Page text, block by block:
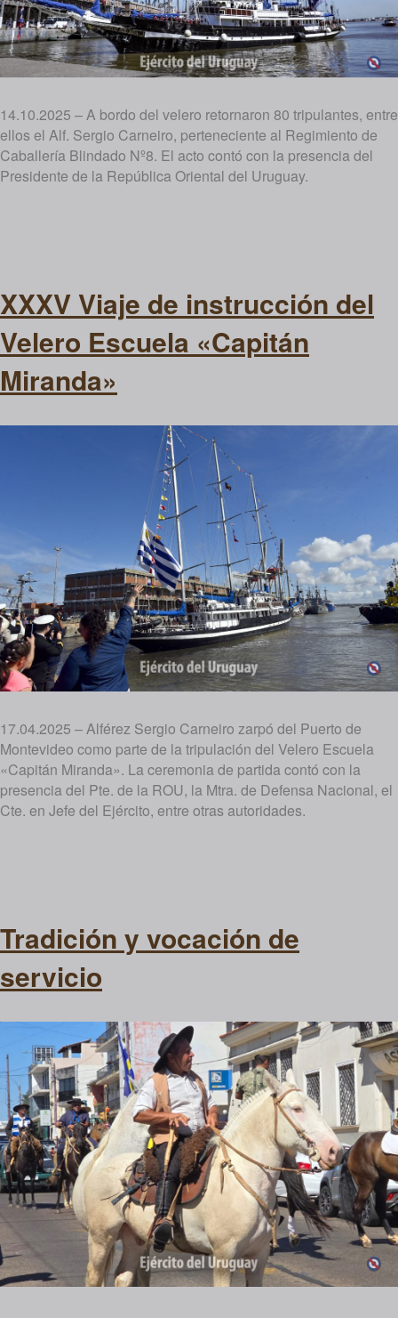
14.10.2025 – A bordo del velero retornaron 80 tripulantes, entre
ellos el Alf. Sergio Carneiro, perteneciente al Regimiento de
Caballería Blindado Nº8. El acto contó con la presencia del
Presidente de la República Oriental del Uruguay.
XXXV Viaje de instrucción del
Velero Escuela «Capitán
Miranda»
17.04.2025 – Alférez Sergio Carneiro zarpó del Puerto de
Montevideo como parte de la tripulación del Velero Escuela
«Capitán Miranda». La ceremonia de partida contó con la
presencia del Pte. de la ROU, la Mtra. de Defensa Nacional, el
Cte. en Jefe del Ejército, entre otras autoridades.
Tradición y vocación de
servicio